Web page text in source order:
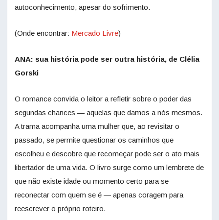
autoconhecimento, apesar do sofrimento.
(Onde encontrar: Mercado Livre)
ANA: sua história pode ser outra história, de Clélia
Gorski
O romance convida o leitor a refletir sobre o poder das
segundas chances — aquelas que damos a nós mesmos.
A trama acompanha uma mulher que, ao revisitar o
passado, se permite questionar os caminhos que
escolheu e descobre que recomeçar pode ser o ato mais
libertador de uma vida. O livro surge como um lembrete de
que não existe idade ou momento certo para se
reconectar com quem se é — apenas coragem para
reescrever o próprio roteiro.